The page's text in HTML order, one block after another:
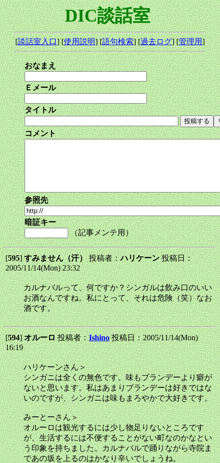
DIC談話室
[談話室入口] [使用説明] [語句検索] [過去ログ] [管理用]
おなまえ
Ｅメール
タイトル
コメント
参照先
暗証キー
（記事メンテ用）
[595]すみません（汗）投稿者：ハリケーン投稿日：
2005/11/14(Mon) 23:32
カルナバルって、何ですか？シンガルは飲み口のいい
お酒なんですね。私にとって、それは危険（笑）なお
酒です。
[594]オルーロ投稿者：Ishino 投稿日：2005/11/14(Mon)
16:19
ハリケーンさん＞
シンガニは全くの無色です。味もブランデーより癖が
ないと思います。私はあまりブランデーは好きではな
いのですが、シンガニは味もまろやかで大好きです。
みーとーさん＞
オルーロは観光するには少し物足りないところです
が、生活するには不便することがない町なのかなとい
う印象を持ちました。カルナバルで踊りながら寺院ま
であの坂を上るのはかなり辛いでしょうね。